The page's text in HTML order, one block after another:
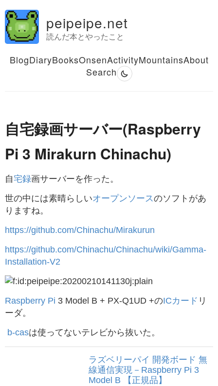
peipeipe.net
読んだ本とやったこと
BlogDiaryBooksOnsenActivityMountainsAbout
Search
自宅録画サーバー(Raspberry
Pi 3 Mirakurn Chinachu)
自宅録画サーバーを作った。
世の中には素晴らしいオープンソースのソフトがあ
りますね。
https://github.com/Chinachu/Mirakurun
https://github.com/Chinachu/Chinachu/wiki/Gamma-
Installation-V2
Raspberry Pi 3 Model B + PX-Q1UD +のICカード リ
ーダ。
b-casは使ってないテレビから抜いた。
ラズベリーパイ 開発ボード 無
線通信実現－Raspberry Pi 3
Model B 【正規品】